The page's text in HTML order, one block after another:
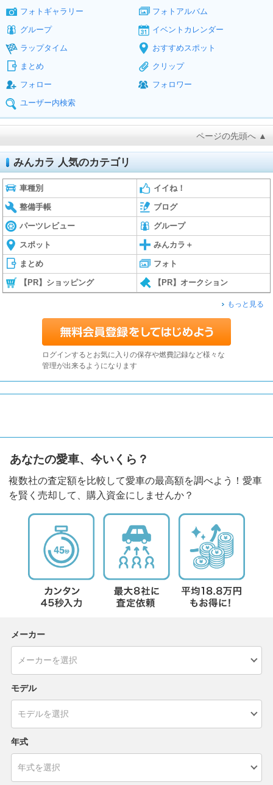
フォトギャラリー
フォトアルバム
グループ
イベントカレンダー
ラップタイム
おすすめスポット
まとめ
クリップ
フォロー
フォロワー
ユーザー内検索
ページの先頭へ ▲
みんカラ 人気のカテゴリ
車種別 イイね！
整備手帳 ブログ
パーツレビュー グループ
スポット みんカラ＋
まとめ フォト
【PR】ショッピング 【PR】オークション
もっと見る
ログインするとお気に入りの保存や燃費記録など様々な
管理が出来るようになります
あなたの愛車、今いくら？
複数社の査定額を比較して愛車の最高額を調べよう！愛車
を賢く売却して、購入資金にしませんか？
メーカー
モデル
年式